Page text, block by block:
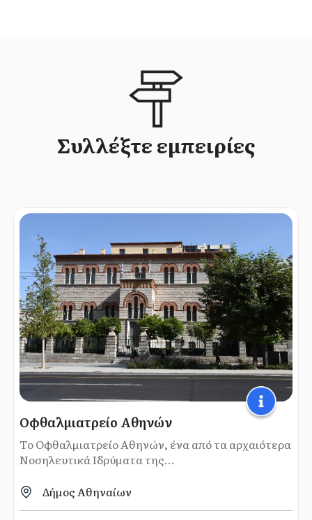
Συλλέξτε εμπειρίες
Οφθαλμιατρείο Αθηνών
Το Οφθαλμιατρείο Αθηνών, ένα από τα αρχαιότερα
Νοσηλευτικά Ιδρύματα της...
Δήμος Αθηναίων